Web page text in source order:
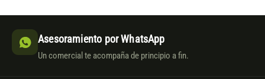
Asesoramiento por WhatsApp
Un comercial te acompaña de principio a fin.